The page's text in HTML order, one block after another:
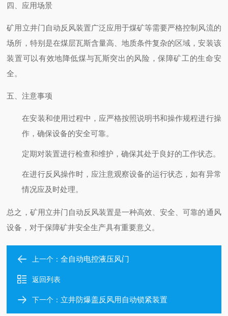
四、应用场景
矿用立井门自动反风装置广泛应用于煤矿等需要严格控制风流的
场所，特别是在煤层瓦斯含量高、地质条件复杂的区域，安装该
装置可以有效地降低煤与瓦斯突出的风险，保障矿工的生命安
全。
五、注意事项
在安装和使用过程中，应严格按照说明书和操作规程进行操
作，确保设备的安全可靠。
定期对装置进行检查和维护，确保其处于良好的工作状态。
在进行反风操作时，应注意观察设备的运行状态，如有异常
情况应及时处理。
总之，矿用立井门自动反风装置是一种高效、安全、可靠的通风
设备，对于保障矿井安全生产具有重要意义。
上一个：全自动电控液压风门
返回列表
下一个： 立井防爆盖反风用自动锁紧装置